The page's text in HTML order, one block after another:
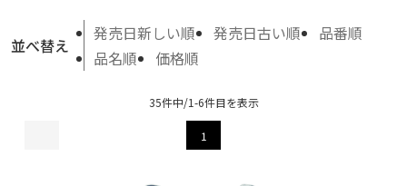
並べ替え
発売日新しい順 発売日古い順
品番順
品名順
価格順
35件中/1-6件目を表示
1